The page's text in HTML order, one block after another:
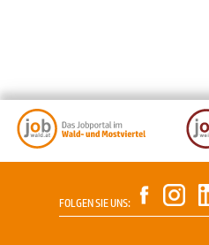
FOLGEN SIE UNS: